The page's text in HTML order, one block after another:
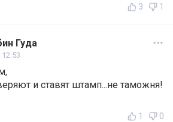
3 1
Гуда
и ставят штамп...не таможня!
1 0